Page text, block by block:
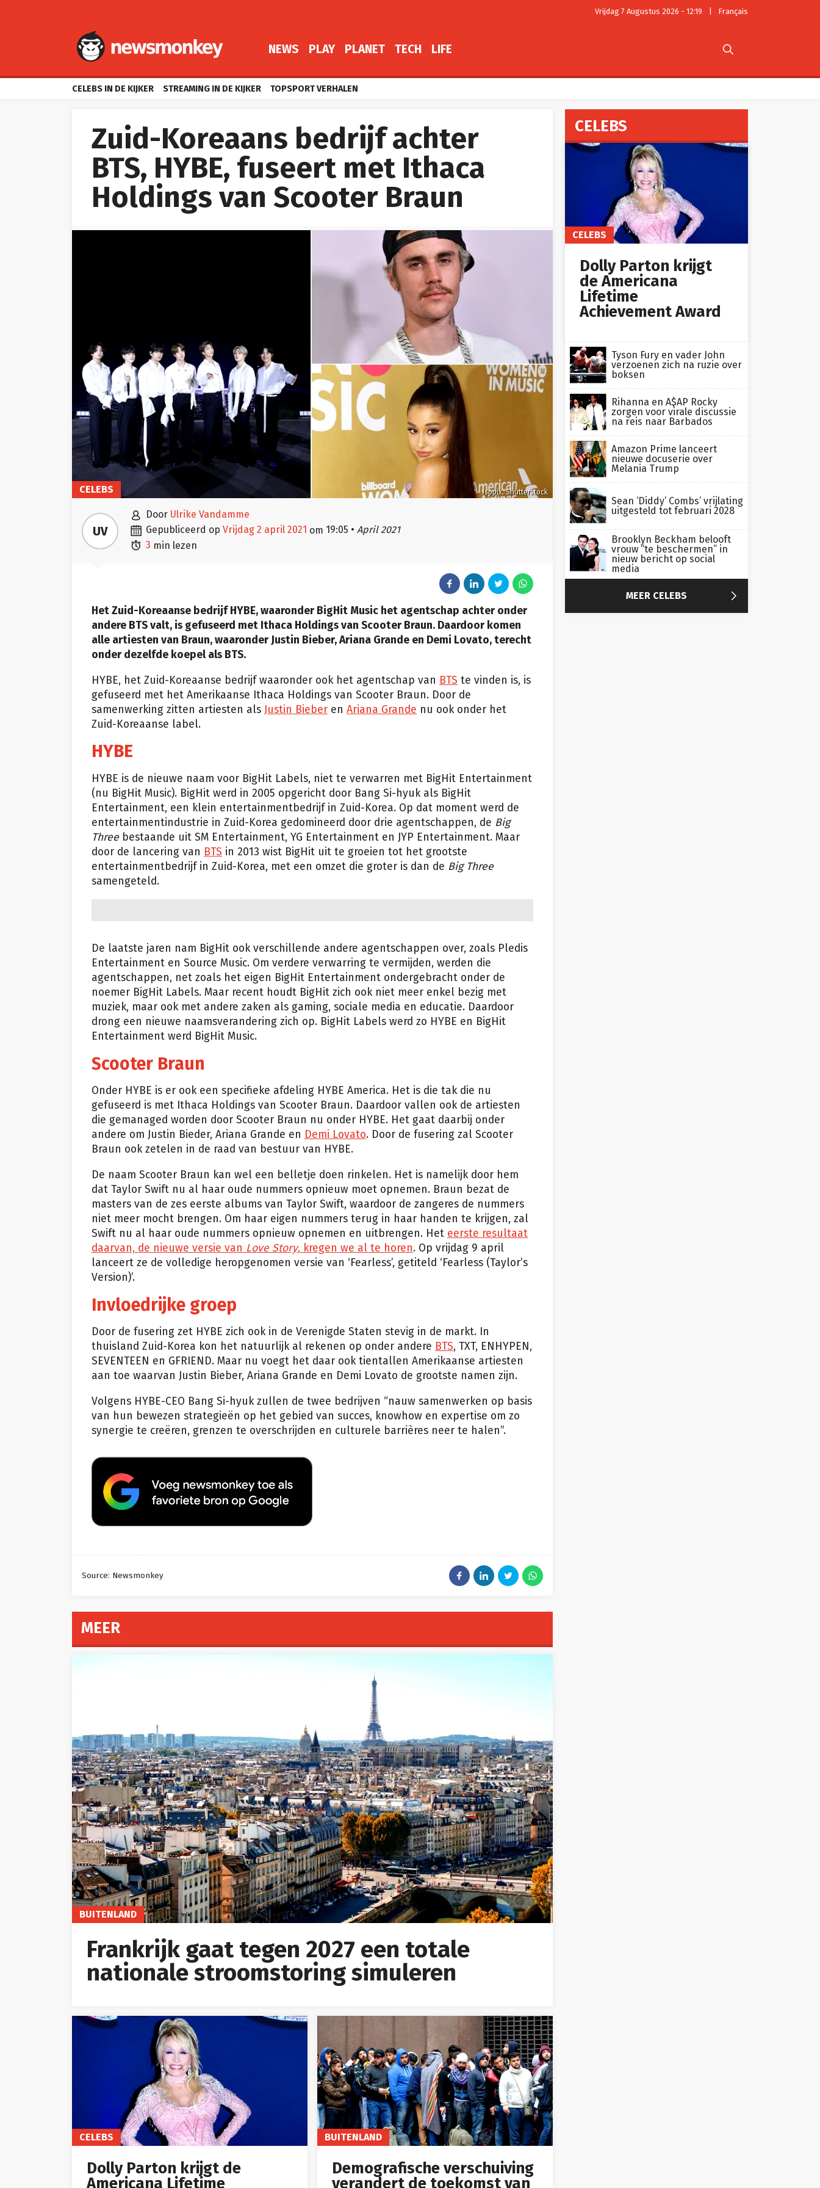
Vrijdag 7 Augustus 2026 - 12:19 Français
NEWS PLAY PLANET TECH LIFE 
CELEBS IN DE KIJKER STREAMING IN DE KIJKER TOPSPORT VERHALEN
Zuid-Koreaans bedrijf achter
BTS, HYBE, fuseert met Ithaca
Holdings van Scooter Braun
Isopix, Shutterstock
CELEBS
UV
 door Ulrike Vandamme
 gepubliceerd op vrijdag 2 april 2021 om 19:05 • April 2021
 3 min lezen
Het Zuid-Koreaanse bedrijf HYBE, waaronder BigHit Music het agentschap achter onder
andere BTS valt, is gefuseerd met Ithaca Holdings van Scooter Braun. Daardoor komen
alle artiesten van Braun, waaronder Justin Bieber, Ariana Grande en Demi Lovato, terecht
onder dezelfde koepel als BTS.
HYBE, het Zuid-Koreaanse bedrijf waaronder ook het agentschap van BTS te vinden is, is
gefuseerd met het Amerikaanse Ithaca Holdings van Scooter Braun. Door de
samenwerking zitten artiesten als Justin Bieber en Ariana Grande nu ook onder het
Zuid-Koreaanse label.
HYBE
HYBE is de nieuwe naam voor BigHit Labels, niet te verwarren met BigHit Entertainment
(nu BigHit Music). BigHit werd in 2005 opgericht door Bang Si-hyuk als BigHit
Entertainment, een klein entertainmentbedrijf in Zuid-Korea. Op dat moment werd de
entertainmentindustrie in Zuid-Korea gedomineerd door drie agentschappen, de Big
Threebestaande uit SM Entertainment, YG Entertainment en JYP Entertainment. Maar
door de lancering van BTS in 2013 wist BigHit uit te groeien tot het grootste
entertainmentbedrijf in Zuid-Korea, met een omzet die groter is dan de Big Three
samengeteld.
De laatste jaren nam BigHit ook verschillende andere agentschappen over, zoals Pledis
Entertainment en Source Music. Om verdere verwarring te vermijden, werden die
agentschappen, net zoals het eigen BigHit Entertainment ondergebracht onder de
noemer BigHit Labels. Maar recent houdt BigHit zich ook niet meer enkel bezig met
muziek, maar ook met andere zaken als gaming, sociale media en educatie. Daardoor
drong een nieuwe naamsverandering zich op. BigHit Labels werd zo HYBE en BigHit
Entertainment werd BigHit Music.
Scooter Braun
Onder HYBE is er ook een specifieke afdeling HYBE America. Het is die tak die nu
gefuseerd is met Ithaca Holdings van Scooter Braun. Daardoor vallen ook de artiesten
die gemanaged worden door Scooter Braun nu onder HYBE. Het gaat daarbij onder
andere om Justin Bieder, Ariana Grande en Demi Lovato. Door de fusering zal Scooter
Braun ook zetelen in de raad van bestuur van HYBE.
De naam Scooter Braun kan wel een belletje doen rinkelen. Het is namelijk door hem
dat Taylor Swift nu al haar oude nummers opnieuw moet opnemen. Braun bezat de
masters van de zes eerste albums van Taylor Swift, waardoor de zangeres de nummers
niet meer mocht brengen. Om haar eigen nummers terug in haar handen te krijgen, zal
Swift nu al haar oude nummers opnieuw opnemen en uitbrengen. Het eerste resultaat
daarvan, de nieuwe versie van Love Story, kregen we al te horen. Op vrijdag 9 april
lanceert ze de volledige heropgenomen versie van ‘Fearless’, getiteld ‘Fearless (Taylor’s
Version)’.
Invloedrijke groep
Door de fusering zet HYBE zich ook in de Verenigde Staten stevig in de markt. In
thuisland Zuid-Korea kon het natuurlijk al rekenen op onder andere BTS, TXT, ENHYPEN,
SEVENTEEN en GFRIEND. Maar nu voegt het daar ook tientallen Amerikaanse artiesten
aan toe waarvan Justin Bieber, Ariana Grande en Demi Lovato de grootste namen zijn.
Volgens HYBE-CEO Bang Si-hyuk zullen de twee bedrijven “nauw samenwerken op basis
van hun bewezen strategieën op het gebied van succes, knowhow en expertise om zo
synergie te creëren, grenzen te overschrijden en culturele barrières neer te halen”.
Source: Newsmonkey
MEER
BUITENLAND
Frankrijk gaat tegen 2027 een totale
nationale stroomstoring simuleren
CELEBS
Dolly Parton krijgt de
Americana Lifetime
BUITENLAND
Demografische verschuiving
verandert de toekomst van
CELEBS
CELEBS
Dolly Parton krijgt
de Americana
Lifetime
Achievement Award
Tyson Fury en vader John
verzoenen zich na ruzie over
boksen
Rihanna en A$AP Rocky
zorgen voor virale discussie
na reis naar Barbados
Amazon Prime lanceert
nieuwe docuserie over
Melania Trump
Sean ‘Diddy’ Combs’ vrijlating
uitgesteld tot februari 2028
Brooklyn Beckham belooft
vrouw “te beschermen” in
nieuw bericht op social
media
MEER CELEBS 